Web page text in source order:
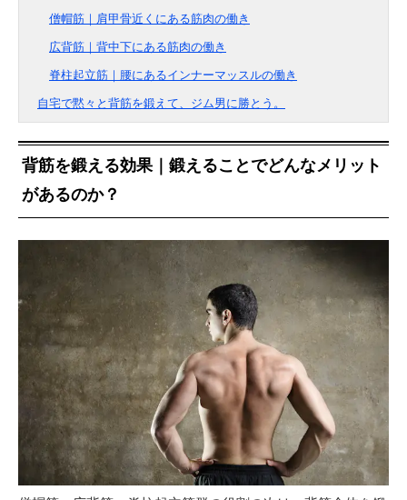
僧帽筋｜肩甲骨近くにある筋肉の働き
広背筋｜背中下にある筋肉の働き
脊柱起立筋｜腰にあるインナーマッスルの働き
自宅で黙々と背筋を鍛えて、ジム男に勝とう。
背筋を鍛える効果｜鍛えることでどんなメリット
があるのか？